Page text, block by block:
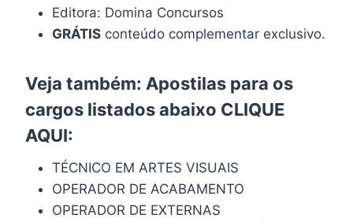
Editora: Domina Concursos
GRÁTIS conteúdo complementar exclusivo.
Veja também: Apostilas para os
cargos listados abaixo CLIQUE
AQUI:
TÉCNICO EM ARTES VISUAIS
OPERADOR DE ACABAMENTO
OPERADOR DE EXTERNAS